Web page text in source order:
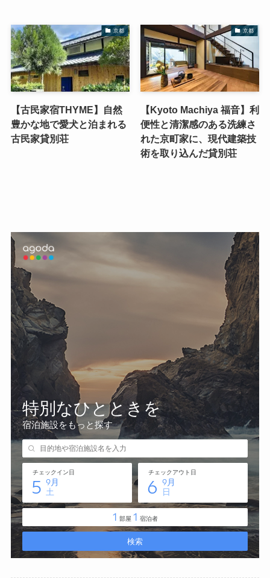
京都
【古民家宿THYME】自然
豊かな地で愛犬と泊まれる
古民家貸別荘
京都
【Kyoto Machiya 福音】利
便性と清潔感のある洗練さ
れた京町家に、現代建築技
術を取り込んだ貸別荘